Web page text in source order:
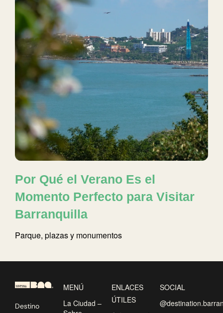
Por Qué el Verano Es el
Momento Perfecto para Visitar
Barranquilla
Parque, plazas y monumentos
Destino
MENÚ
La Ciudad –
ENLACES
ÚTILES
SOCIAL